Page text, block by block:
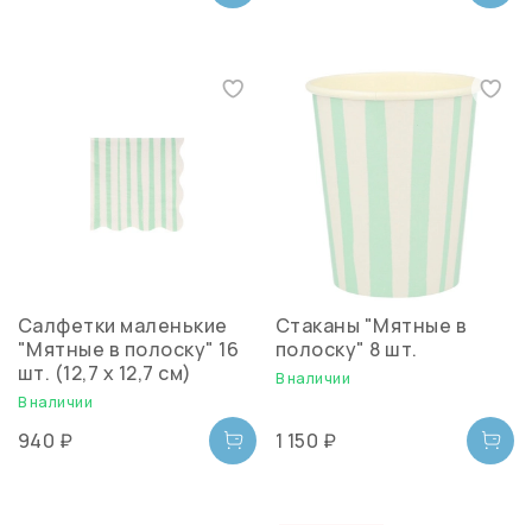
Салфетки маленькие
"Мятные в полоску" 16
шт. (12,7 х 12,7 см)
В наличии
940 ₽
Стаканы "Мятные в
полоску" 8 шт.
В наличии
1 150 ₽